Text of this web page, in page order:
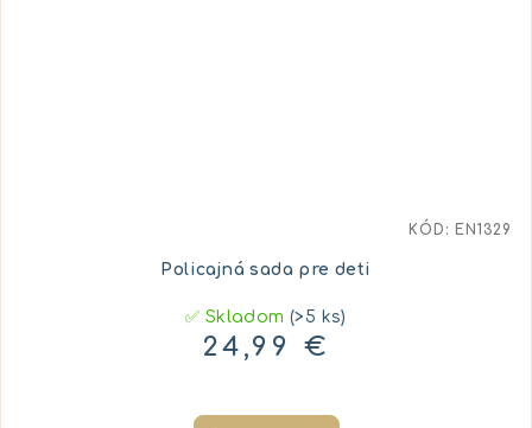
Policajná sada pre deti
✅ Skladom(>5 ks)
24,99 €
KÓD: EN1329